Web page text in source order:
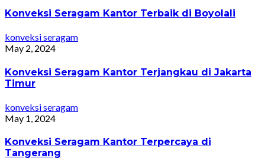
Konveksi Seragam Kantor Terbaik di Boyolali
konveksi seragam
May 2, 2024
Konveksi Seragam Kantor Terjangkau di Jakarta
Timur
konveksi seragam
May 1, 2024
Konveksi Seragam Kantor Terpercaya di
Tangerang